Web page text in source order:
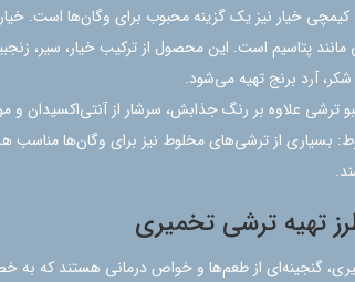
خیار نیز یک گزینه محبوب برای وگان‌ها است.
پتاسیم است. این محصول از ترکیب خیار، سیر،
آرد برنج تهیه می‌شود.
ترشی علاوه بر رنگ جذابش، سرشار از آنتی‌اکسیدان و
بسیاری از ترشی‌های مخلوط نیز برای وگان‌ها مناسب
تهیه ترشی تخمیری
گنجینه‌ای از طعم‌ها و خواص درمانی هستند که به